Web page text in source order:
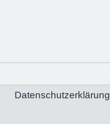
Datenschutzerklärung